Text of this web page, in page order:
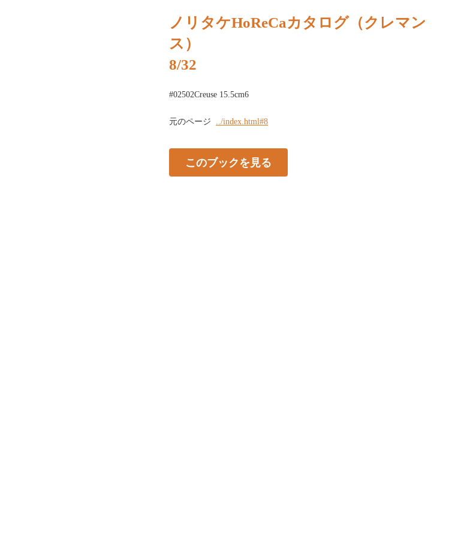
ノリタケHoReCaカタログ（クレマン
ス）
8/32
#02502Creuse 15.5cm6
元のページ ../index.html#8
このブックを見る